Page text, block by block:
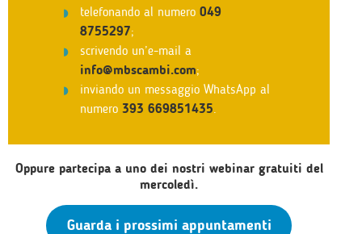
telefonando al numero 049
8755297;
scrivendo un’e-mail a
info@mbscambi.com;
inviando un messaggio WhatsApp al
numero 393 669851435
Oppure partecipa a uno dei nostri webinar gratuiti del
mercoledì.
Guarda i prossimi appuntamenti